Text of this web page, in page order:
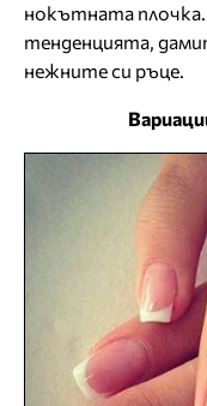
нокътната
тенденцията,
нежните си ръце.